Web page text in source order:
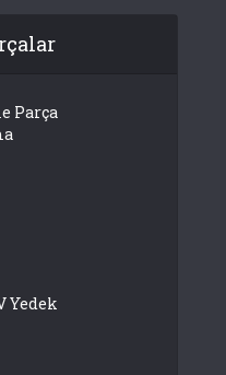
Parça
Yedek